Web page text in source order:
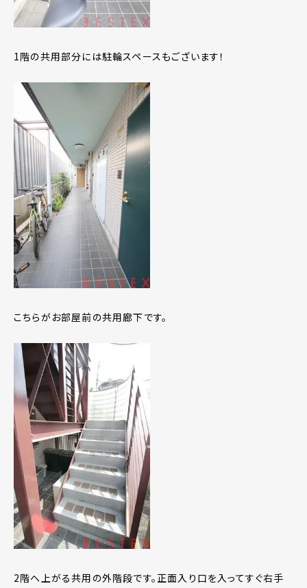
1階の共用部分には駐輪スペースもございます！
こちらがお部屋前の共用廊下です。
2階へ上がる共用の外階段です。正面入り口を入ってすぐ右手